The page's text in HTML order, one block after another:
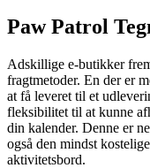
Paw Patrol
Adskillige e-butikker
fragtmetoder. En der er
at få leveret til et
fleksibilitet til at kunne
din kalender. Denne er
også den mindst
aktivitetsbord.